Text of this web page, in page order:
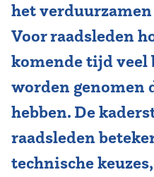
Contact
het
Voor raadsleden
komende tijd veel
worden genomen
hebben. De
raadsleden
technische